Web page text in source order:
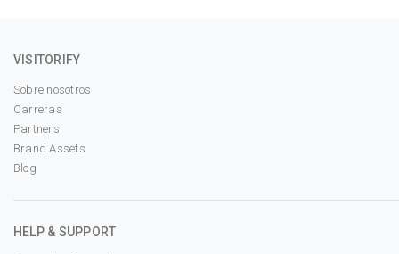
VISITORIFY
Sobre nosotros
Carreras
Partners
Brand Assets
Blog
HELP & SUPPORT